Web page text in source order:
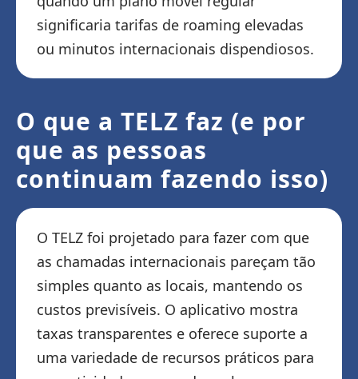
significaria tarifas de roaming elevadas
ou minutos internacionais dispendiosos.
O que a TELZ faz (e por
que as pessoas
continuam fazendo isso)
O TELZ foi projetado para fazer com que
as chamadas internacionais pareçam tão
simples quanto as locais, mantendo os
custos previsíveis. O aplicativo mostra
taxas transparentes e oferece suporte a
uma variedade de recursos práticos para